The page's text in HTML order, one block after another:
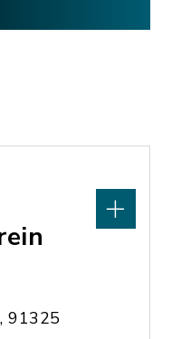
91325